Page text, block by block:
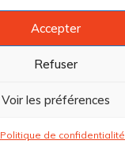
Accepter
Refuser
Voir les préférences
Politique de confidentialité